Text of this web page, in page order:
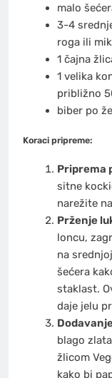
malo
3-4
roga ili
1 čajna
1 velika
približno
biber po
Koraci pripreme:
Priprema
sitne
narežite
Prženje
loncu,
na
šećera
staklast.
daje jelu
blago
žlicom
kako bi